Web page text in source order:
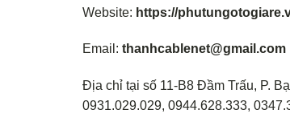
Website: https://
Email: thanhcablenet@gmail.com
Địa chỉ tại số 11-B8 Đầm Trấu, P.
0931.029.029, 0944.628.333,